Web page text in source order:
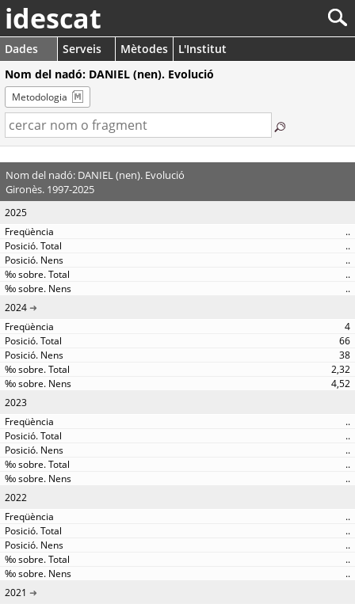
idescat
Dades Serveis Mètodes
L'Institut
Nom del nadó: DANIEL (nen). Evolució
Metodologia
Nom del nadó: DANIEL (nen). Evolució
Gironès. 1997-2025
2025
..
..
..
..
..
2024
4
66
38
2,32
4,52
2023
..
..
..
..
..
2022
..
..
..
..
..
2021